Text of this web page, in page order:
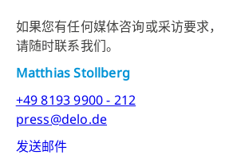
如果您有任何媒体咨询或采访要求，
请随时联系我们。
Matthias Stollberg
+49 8193 9900 - 212
press@delo.de
发送邮件